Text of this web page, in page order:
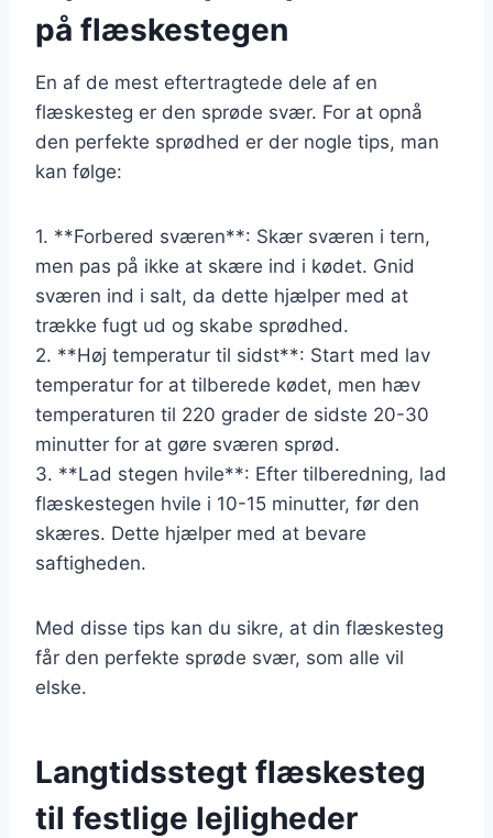
på flæskestegen
En af de mest eftertragtede dele af en
flæskesteg er den sprøde svær. For at opnå
den perfekte sprødhed er der nogle tips, man
kan følge:
1. **Forbered sværen**: Skær sværen i tern,
men pas på ikke at skære ind i kødet. Gnid
sværen ind i salt, da dette hjælper med at
trække fugt ud og skabe sprødhed.
2. **Høj temperatur til sidst**: Start med lav
temperatur for at tilberede kødet, men hæv
temperaturen til 220 grader de sidste 20-30
minutter for at gøre sværen sprød.
3. **Lad stegen hvile**: Efter tilberedning, lad
flæskestegen hvile i 10-15 minutter, før den
skæres. Dette hjælper med at bevare
saftigheden.
Med disse tips kan du sikre, at din flæskesteg
får den perfekte sprøde svær, som alle vil
elske.
Langtidsstegt flæskesteg
til festlige lejligheder